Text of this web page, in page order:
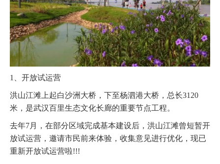
1、开放试运营
洪山江滩上起白沙洲大桥，下至杨泗港大桥，总长3120
米，是武汉百里生态文化长廊的重要节点工程。
去年7月，在部分区域完成基本建设后，洪山江滩曾短暂开
放试运营，邀请市民前来体验，收集意见进行优化，现已
重新开放试运营啦!!!